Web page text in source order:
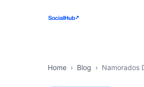
Home › Blog › Namorados